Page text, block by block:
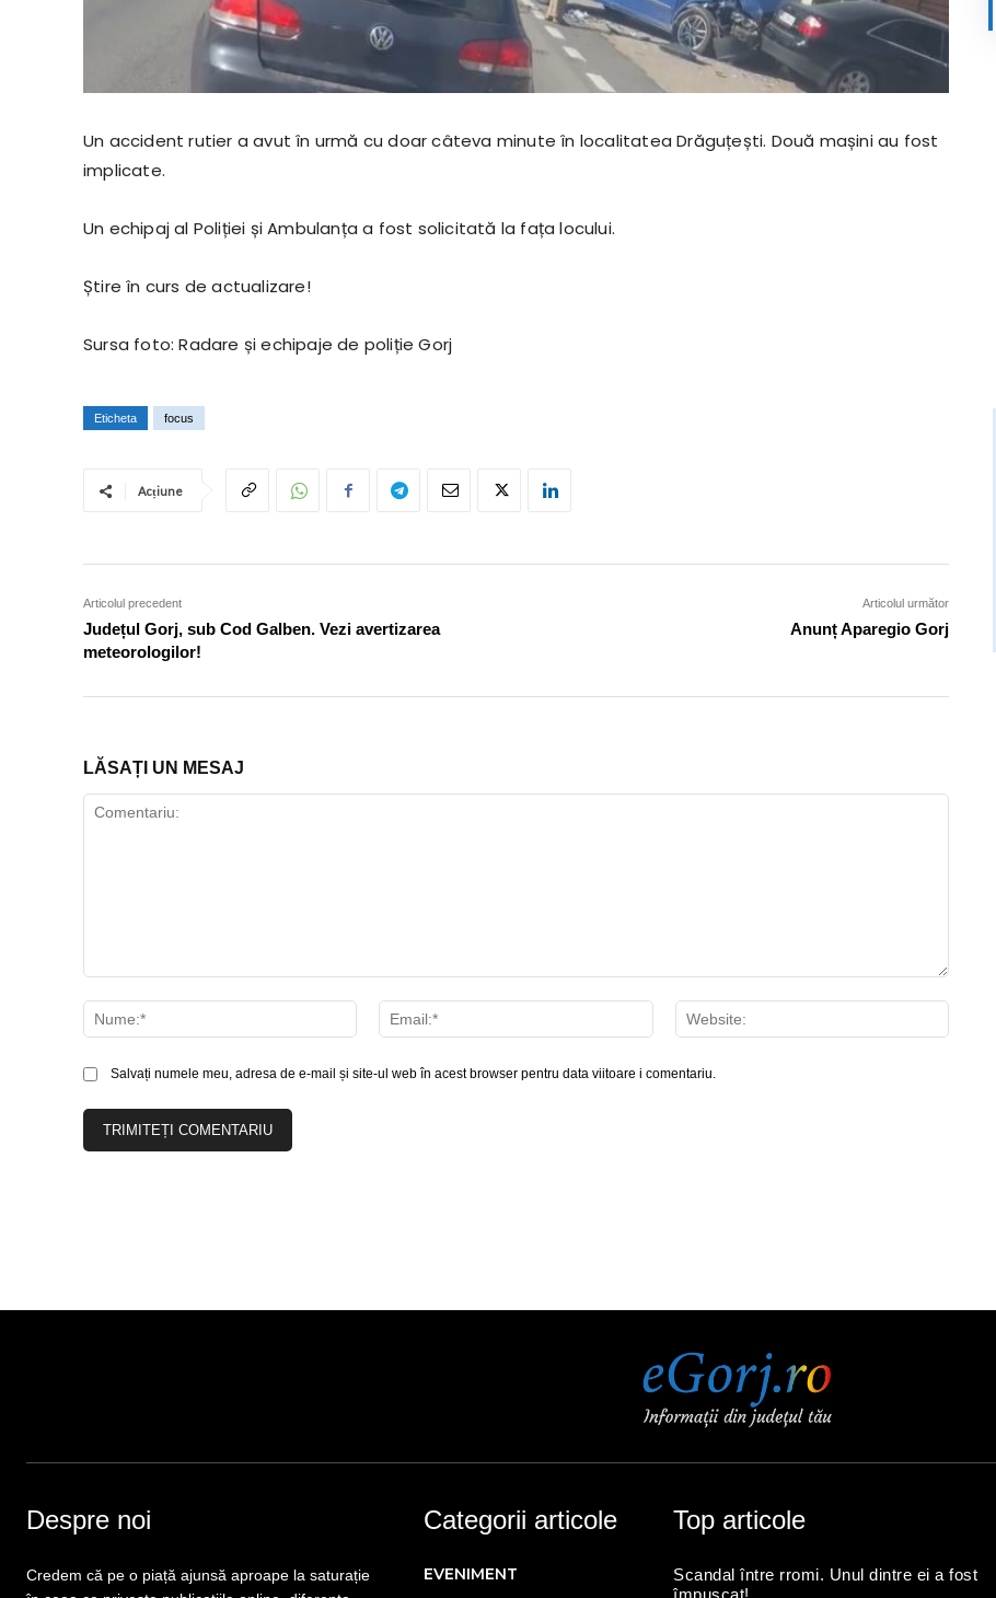
Un accident rutier a avut în urmă cu doar câteva minute în localitatea Drăguțești. Două mașini au fost
implicate.
Un echipaj al Poliției și Ambulanța a fost solicitată la fața locului.
Știre în curs de actualizare!
Sursa foto: Radare și echipaje de poliție Gorj
Eticheta focus
Acțiune
Articolul precedent
Județul Gorj, sub Cod Galben. Vezi avertizarea
meteorologilor!
Articolul următor
Anunț Aparegio Gorj
LĂSAȚI UN MESAJ
Nume:*
Email:*
Salvați numele meu, adresa de e-mail și site-ul web în acest browser pentru data viitoare i comentariu.
Despre noi
Credem că pe o piață ajunsă aproape la saturație
Categorii articole
EVENIMENT
Top articole
Scandal între rromi. Unul dintre ei a fost
împușcat!